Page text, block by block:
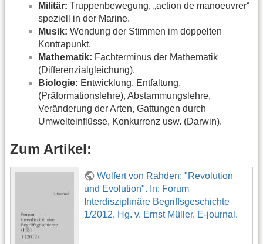
Militär: Truppenbewegung, „action de manoeuvrer“
speziell in der Marine.
Musik: Wendung der Stimmen im doppelten
Kontrapunkt.
Mathematik: Fachterminus der Mathematik
(Differenzialgleichung).
Biologie: Entwicklung, Entfaltung,
(Präformationslehre), Abstammungslehre,
Veränderung der Arten, Gattungen durch
Umwelteinflüsse, Konkurrenz usw. (Darwin).
Zum Artikel:
Wolfert von Rahden: "Revolution
und Evolution". In: Forum
Interdisziplinäre Begriffsgeschichte
1/2012, Hg. v. Ernst Müller, E-journal.